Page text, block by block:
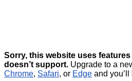
Sorry, this website uses
doesn’t support. Upgrade to a
Chrome, Safari, or Edge and